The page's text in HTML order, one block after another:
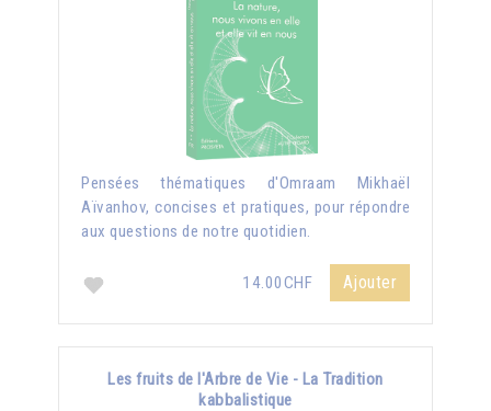
Pensées thématiques d'Omraam Mikhaël
Aïvanhov, concises et pratiques, pour répondre
aux questions de notre quotidien.
14.00CHF Ajouter
Les fruits de l'Arbre de Vie - La Tradition
kabbalistique